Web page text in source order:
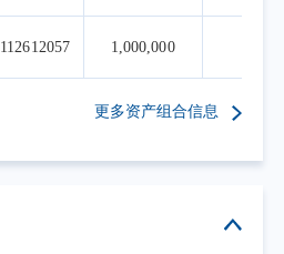
112612057 1,000,000
更多资产组合信息